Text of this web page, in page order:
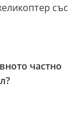
със
частно